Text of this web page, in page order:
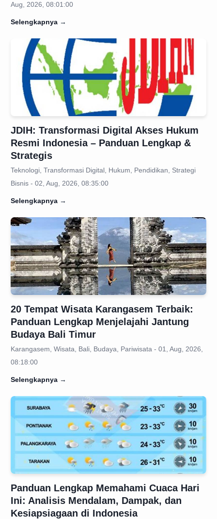
Aug, 2026, 08:01:00
Selengkapnya →
JDIH: Transformasi Digital Akses Hukum
Resmi Indonesia – Panduan Lengkap &
Strategis
Teknologi, Transformasi Digital, Hukum, Pendidikan, Strategi
Bisnis - 02, Aug, 2026, 08:35:00
Selengkapnya →
20 Tempat Wisata Karangasem Terbaik:
Panduan Lengkap Menjelajahi Jantung
Budaya Bali Timur
Karangasem, Wisata, Bali, Budaya, Pariwisata - 01, Aug, 2026,
08:18:00
Selengkapnya →
Panduan Lengkap Memahami Cuaca Hari
Ini: Analisis Mendalam, Dampak, dan
Kesiapsiagaan di Indonesia